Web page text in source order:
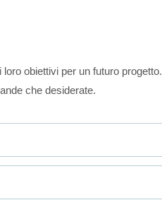
obiettivi per un futuro progetto.
che desiderate.